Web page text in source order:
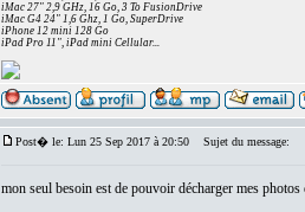
iMac 27" 2,9 GHz, 16 Go, 3 To FusionDrive
iMac G4 24" 1,6 Ghz, 1 Go, SuperDrive
iPhone 12 mini 128 Go
iPad Pro 11", iPad mini Cellular...
Post� le: Lun 25 Sep 2017 à 20:50 Sujet du message:
mon seul besoin est de pouvoir décharger mes